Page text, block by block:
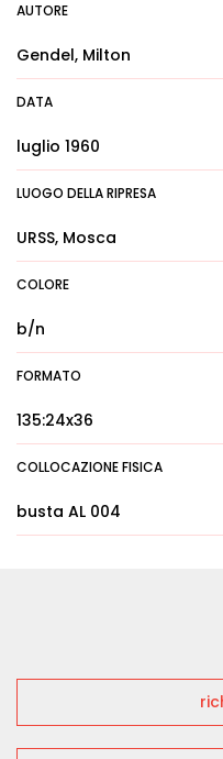
AUTORE
Gendel, Milton
DATA
luglio 1960
LUOGO DELLA RIPRESA
URSS, Mosca
COLORE
b/n
FORMATO
135:24x36
COLLOCAZIONE FISICA
busta AL 004